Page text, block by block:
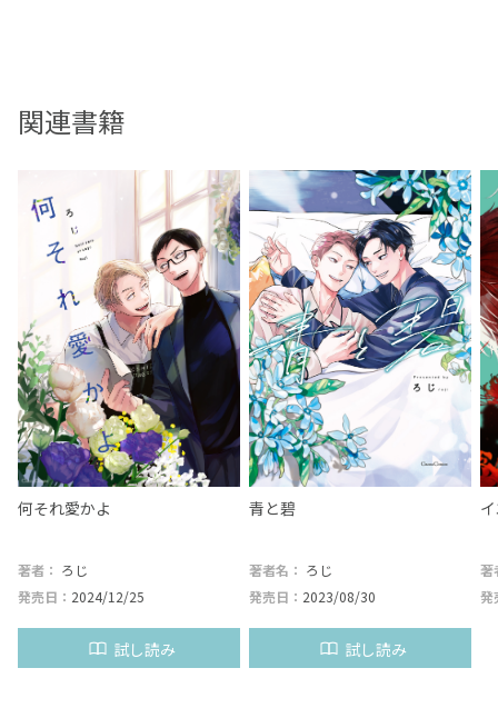
関連書籍
何それ愛かよ
著者： ろじ
発売日： 2024/12/25
試し読み
青と碧
著者名： ろじ
発売日： 2023/08/30
試し読み
著
発